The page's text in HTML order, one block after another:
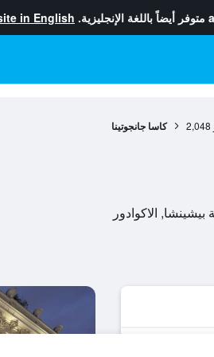
متوفر أيضاً باللغة الإنجليزية. in English
2,048 كاسا جانجوتينا